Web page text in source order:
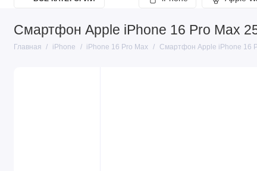
Смартфон Apple iPhone 16 Pro Max
Главная iPhone iPhone 16 Pro Max Смартфон Apple iPhone 16